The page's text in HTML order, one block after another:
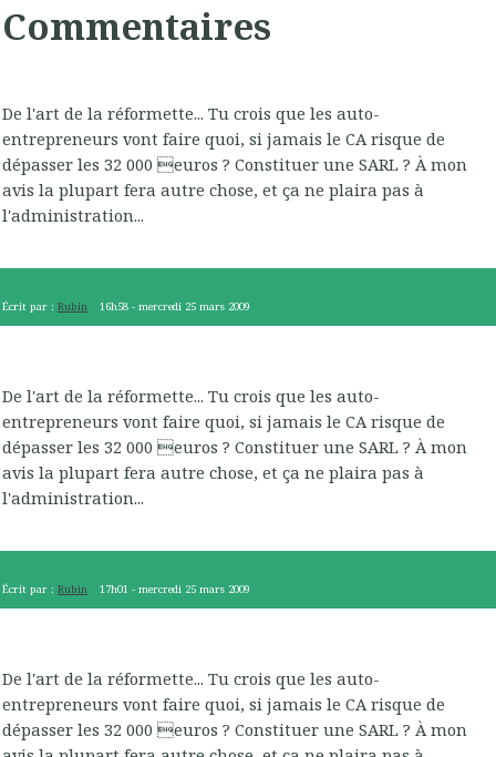
Commentaires
De l'art de la réformette... Tu crois que les auto-
entrepreneurs vont faire quoi, si jamais le CA risque de
dépasser les 32 000 euros ? Constituer une SARL ? À mon
avis la plupart fera autre chose, et ça ne plaira pas à
l'administration...
Écrit par : Rubin 16h58 -mercredi 25 mars 2009
De l'art de la réformette... Tu crois que les auto-
entrepreneurs vont faire quoi, si jamais le CA risque de
dépasser les 32 000 euros ? Constituer une SARL ? À mon
avis la plupart fera autre chose, et ça ne plaira pas à
l'administration...
Écrit par : Rubin 17h01 -mercredi 25 mars 2009
De l'art de la réformette... Tu crois que les auto-
entrepreneurs vont faire quoi, si jamais le CA risque de
dépasser les 32 000 euros ? Constituer une SARL ? À mon